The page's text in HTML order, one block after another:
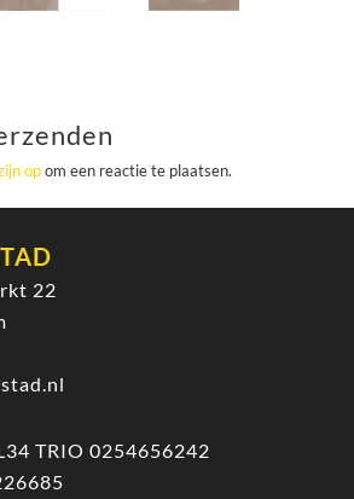
opom een reactie te plaatsen.
22
TRIO 0254656242